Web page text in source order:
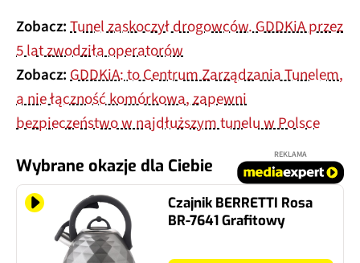
Zobacz:Tunel zaskoczył drogowców. GDDKiA przez
5 lat zwodziła operatorów
Zobacz:GDDKiA: to Centrum Zarządzania Tunelem,
a nie łączność komórkowa, zapewni
bezpieczeństwo w najdłuższym tunelu w Polsce
Wybrane okazje dla Ciebie
REKLAMA
Czajnik BERRETTI Rosa
BR-7641 Grafitowy